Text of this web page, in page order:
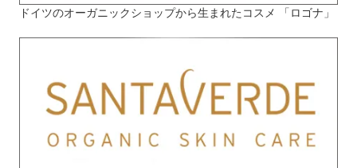
ドイツのオーガニックショップから生まれたコスメ 「ロゴナ」